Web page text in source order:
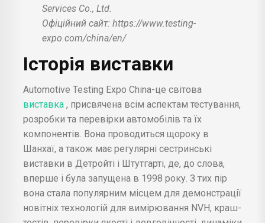
Services Co., Ltd.
Офіційний сайт: https://www.testing-
expo.com/china/en/
Історія виставки
Automotive Testing Expo China-це світова
виставка , присвячена всім аспектам тестування,
розробки та перевірки автомобілів та їх
компонентів. Вона проводиться щороку в
Шанхаї, а також має регулярні сестринські
виставки в Детройті і Штутгарті, де, до слова,
вперше і була запущена в 1998 року. З тих пір
вона стала популярним місцем для демонстрації
новітніх технологій для вимірювання NVH, краш-